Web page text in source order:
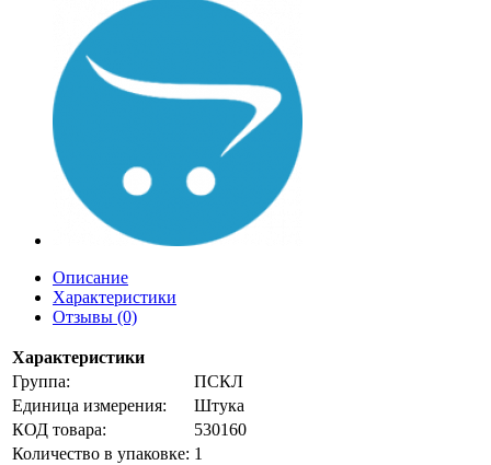
Описание
Характеристики
Отзывы (0)
Характеристики
Группа:
ПСКЛ
Единица измерения:
Штука
КОД товара:
530160
Количество в упаковке: 1